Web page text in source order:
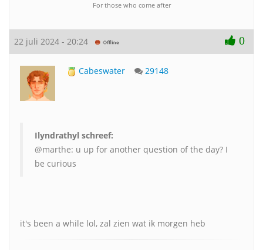
For those who come after
22 juli 2024 - 20:24 0
Cabeswater 29148
Ilyndrathyl schreef:
@marthe: u up for another question of the day? I
be curious
it's been a while lol, zal zien wat ik morgen heb